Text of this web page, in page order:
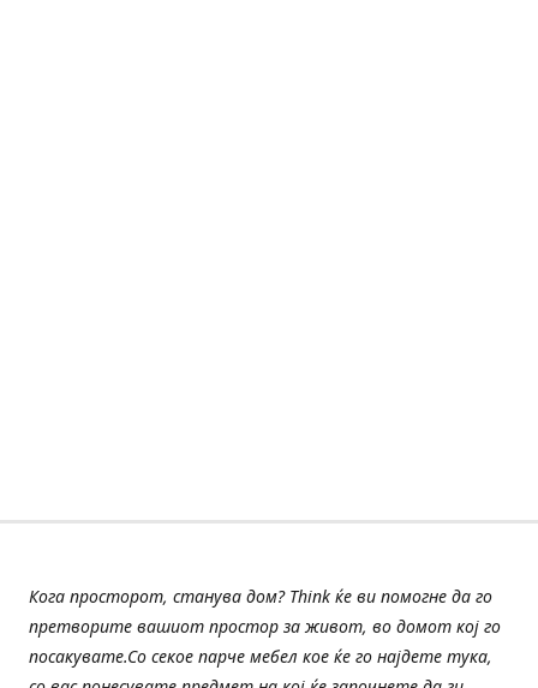
Кога просторот, станува дом? Think ќе ви помогне да го
претворите вашиот простор за живот, во домот кој го
посакувате.Со секое парче мебел кое ќе го најдете тука,